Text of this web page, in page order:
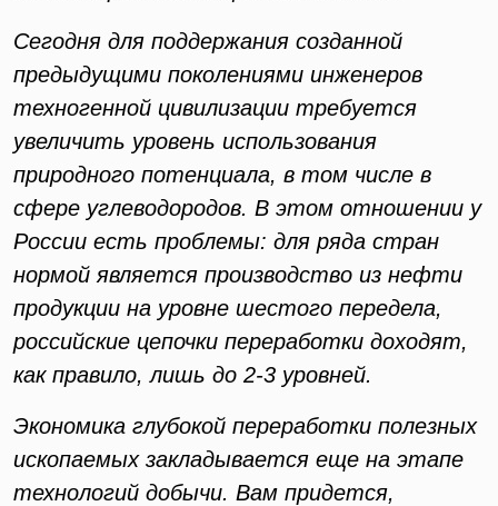
Сегодня для поддержания созданной
предыдущими поколениями инженеров
техногенной цивилизации требуется
увеличить уровень использования
природного потенциала, в том числе в
сфере углеводородов. В этом отношении у
России есть проблемы: для ряда стран
нормой является производство из нефти
продукции на уровне шестого передела,
российские цепочки переработки доходят,
как правило, лишь до 2-3 уровней.
Экономика глубокой переработки полезных
ископаемых закладывается еще на этапе
технологий добычи. Вам придется,